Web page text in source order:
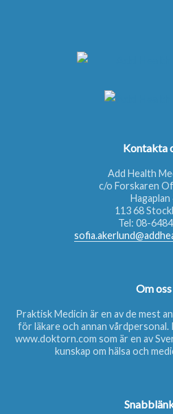
Kontakta
Add Health
c/o Forskaren
Hagaplan
113 68
Tel: 08-
Om oss
Praktisk Medicin är en av de mest
för läkare och annan
www.doktorn.com som är en av
kunskap om hälsa och